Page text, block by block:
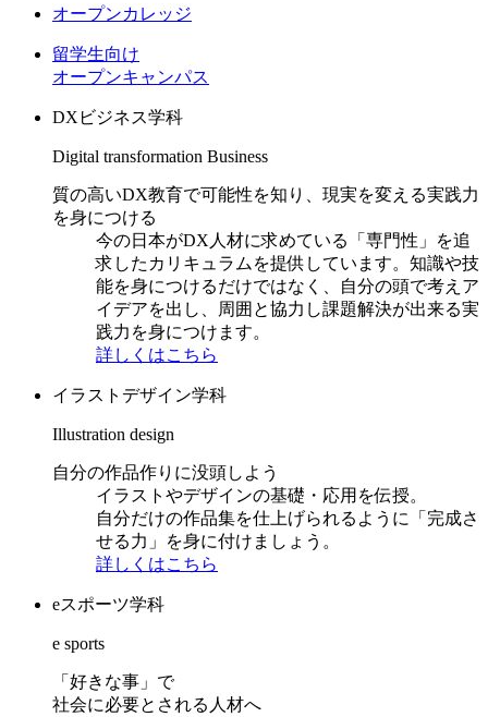
オープンカレッジ
留学生向け
オープンキャンパス
DXビジネス学科
Digital transformation Business
質の高いDX教育で可能性を知り、現実を変える実践力
を身につける
今の日本がDX人材に求めている「専門性」を追
求したカリキュラムを提供しています。知識や技
能を身につけるだけではなく、自分の頭で考えア
イデアを出し、周囲と協力し課題解決が出来る実
践力を身につけます。
詳しくはこちら
イラストデザイン学科
Illustration design
自分の作品作りに没頭しよう
イラストやデザインの基礎・応用を伝授。
自分だけの作品集を仕上げられるように「完成さ
せる力」を身に付けましょう。
詳しくはこちら
eスポーツ学科
e sports
「好きな事」で
社会に必要とされる人材へ